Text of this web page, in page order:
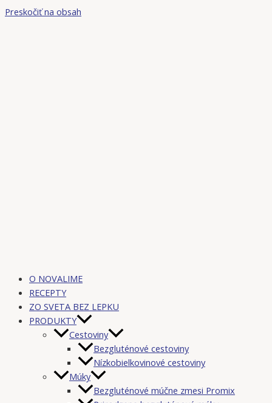
Preskočiť na obsah
O NOVALIME
RECEPTY
ZO SVETA BEZ LEPKU
PRODUKTY
Cestoviny
Bezgluténové cestoviny
Nízkobielkovinové cestoviny
Múky
Bezgluténové múčne zmesi Promix